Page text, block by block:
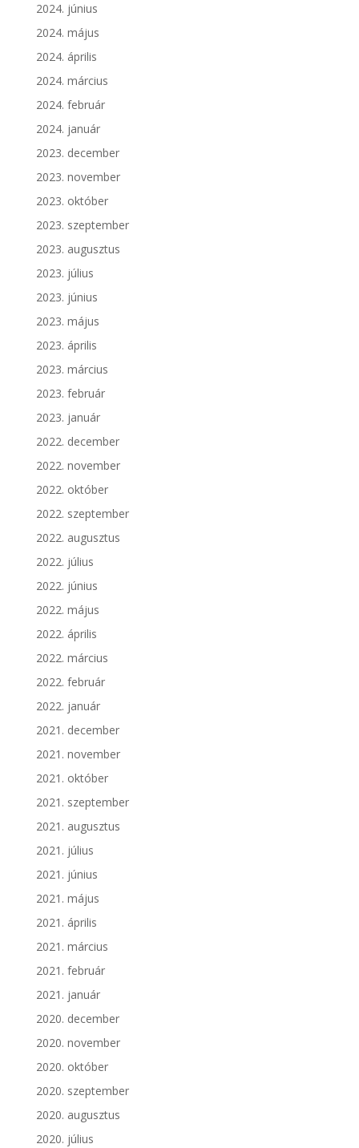
2024. június
2024. május
2024. április
2024. március
2024. február
2024. január
2023. december
2023. november
2023. október
2023. szeptember
2023. augusztus
2023. július
2023. június
2023. május
2023. április
2023. március
2023. február
2023. január
2022. december
2022. november
2022. október
2022. szeptember
2022. augusztus
2022. július
2022. június
2022. május
2022. április
2022. március
2022. február
2022. január
2021. december
2021. november
2021. október
2021. szeptember
2021. augusztus
2021. július
2021. június
2021. május
2021. április
2021. március
2021. február
2021. január
2020. december
2020. november
2020. október
2020. szeptember
2020. augusztus
2020. július